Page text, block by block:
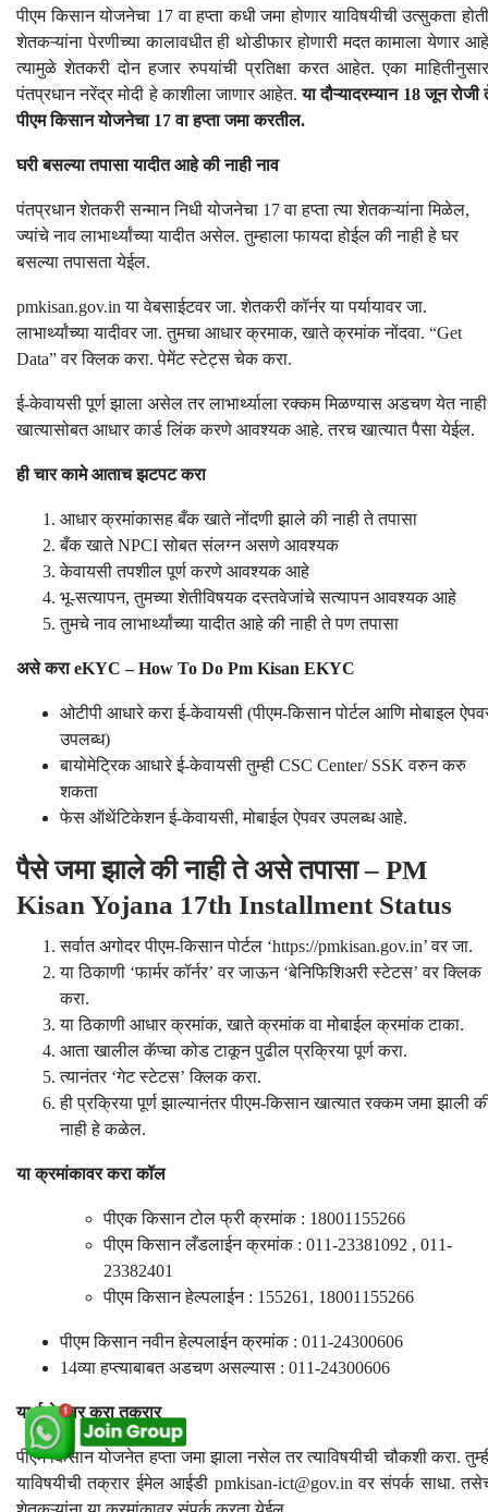
पीएम किसान योजनेचा 17 वा हप्ता कधी जमा होणार याविषयीची उत्सुकता
शेतकऱ्यांना पेरणीच्या कालावधीत ही थोडीफार होणारी मदत कामाला येणार
त्यामुळे शेतकरी दोन हजार रुपयांची प्रतिक्षा करत आहेत. एका
पंतप्रधान नरेंद्र मोदी हे काशीला जाणार आहेत.या दौऱ्यादरम्यान 18 जून रोजी
पीएम किसान योजनेचा 17 वा हप्ता जमा करतील.
घरी बसल्या तपासा यादीत आहे की नाही नाव
पंतप्रधान शेतकरी सन्मान निधी योजनेचा 17 वा हप्ता त्या शेतकऱ्यांना मिळेल,
ज्यांचे नाव लाभार्थ्यांच्या यादीत असेल. तुम्हाला फायदा होईल की नाही हे घर
बसल्या तपासता येईल.
pmkisan.gov.in या वेबसाईटवर जा. शेतकरी कॉर्नर या पर्यायावर जा.
लाभार्थ्यांच्या यादीवर जा. तुमचा आधार क्रमाक, खाते क्रमांक नोंदवा. “Get
Data” वर क्लिक करा. पेमेंट स्टेट्स चेक करा.
ई-केवायसी पूर्ण झाला असेल तर लाभार्थ्याला रक्कम मिळण्यास अडचण येत
खात्यासोबत आधार कार्ड लिंक करणे आवश्यक आहे. तरच खात्यात पैसा येईल.
ही चार कामे आताच झटपट करा
आधार क्रमांकासह बँक खाते नोंदणी झाले की नाही ते तपासा
बँक खाते NPCI सोबत संलग्न असणे आवश्यक
केवायसी तपशील पूर्ण करणे आवश्यक आहे
भू-सत्यापन, तुमच्या शेतीविषयक दस्तवेजांचे सत्यापन आवश्यक आहे
तुमचे नाव लाभार्थ्यांच्या यादीत आहे की नाही ते पण तपासा
असे करा eKYC – How To Do Pm Kisan EKYC
ओटीपी आधारे करा ई-केवायसी (पीएम-किसान पोर्टल आणि मोबाइल
उपलब्ध)
बायोमेट्रिक आधारे ई-केवायसी तुम्ही CSC Center/ SSK वरुन करु
शकता
फेस ऑथेंटिकेशन ई-केवायसी, मोबाईल ऐपवर उपलब्ध आहे.
पैसे जमा झाले की नाही ते असे तपासा – PM
Kisan Yojana 17th Installment Status
सर्वात अगोदर पीएम-किसान पोर्टल ‘https://pmkisan.gov.in’ वर जा.
या ठिकाणी ‘फार्मर कॉर्नर’ वर जाऊन ‘बेनिफिशिअरी स्टेटस’ वर क्लिक
करा.
या ठिकाणी आधार क्रमांक, खाते क्रमांक वा मोबाईल क्रमांक टाका.
आता खालील कॅप्चा कोड टाकून पुढील प्रक्रिया पूर्ण करा.
त्यानंतर ‘गेट स्टेटस’ क्लिक करा.
ही प्रक्रिया पूर्ण झाल्यानंतर पीएम-किसान खात्यात रक्कम जमा झाली
नाही हे कळेल.
या क्रमांकावर करा कॉल
पीएक किसान टोल फ्री क्रमांक : 18001155266
पीएम किसान लँडलाईन क्रमांक : 011-23381092 , 011-
23382401
पीएम किसान हेल्पलाईन : 155261, 18001155266
पीएम किसान नवीन हेल्पलाईन क्रमांक : 011-24300606
14व्या हप्त्याबाबत अडचण असल्यास : 011-24300606
या ई-मेलवर करा तक्रार
पीएम किसान योजनेत हप्ता जमा झाला नसेल तर त्याविषयीची चौकशी करा.
याविषयीची तक्रार ईमेल आईडी pmkisan-ict@gov.in वर संपर्क साधा.